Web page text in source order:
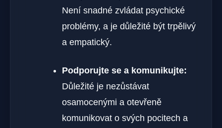
Není snadné zvládat psychické
⁢problémy, ⁢a je důležité být​ trpělivý
a ⁣empatický.
Podporujte se⁢ a komunikujte:
Důležité ‌je nezůstávat
osamocenými a otevřeně
komunikovat o svých pocitech a